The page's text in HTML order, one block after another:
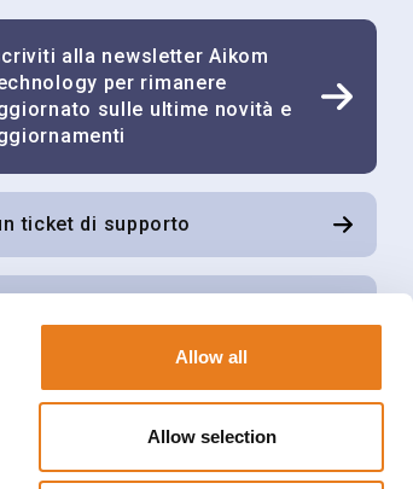
Allow all
Allow selection
di newsletter,
offerti dal Titolare e
alla newsletter Aikom
per rimanere
sulle ultime novità e
ticket di supporto
all’area riservata Aikom Cube